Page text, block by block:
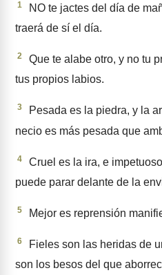
1
NO te jactes del día de
traerá de sí el día.
2
Que te alabe otro, y no tu
tus propios labios.
3
Pesada es la piedra, y la
necio es más pesada que
4
Cruel es la ira, e
puede parar delante de la
5 Mejor es reprensión
6
Fieles son las heridas de
son los besos del que